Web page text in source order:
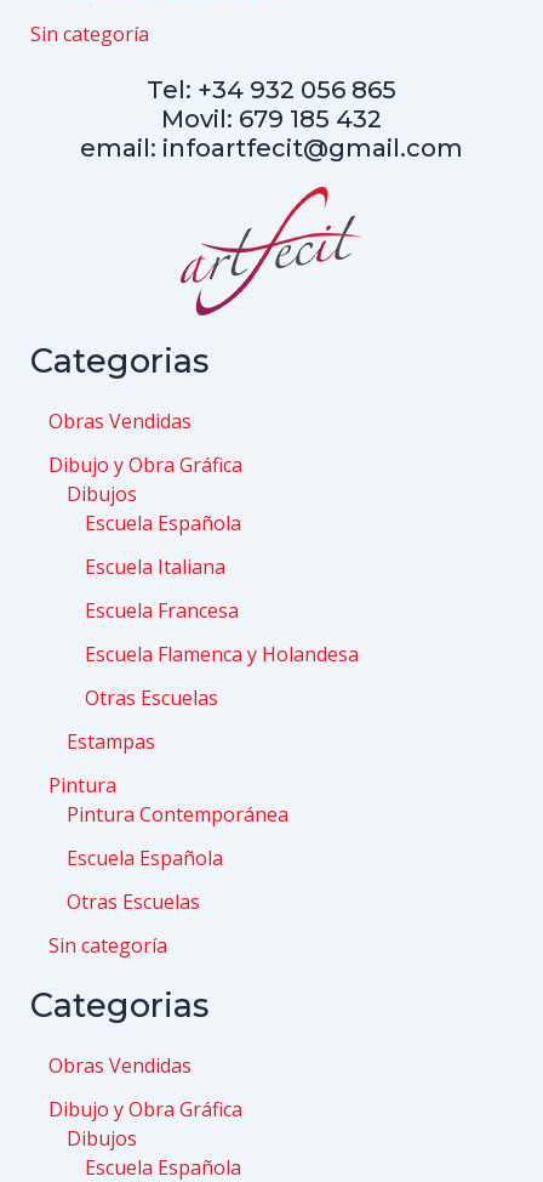
Sin categoría
Tel: +34 932 056 865
Movil: 679 185 432
email: infoartfecit@gmail.com
Categorias
Obras Vendidas
Dibujo y Obra Gráfica
Dibujos
Escuela Española
Escuela Italiana
Escuela Francesa
Escuela Flamenca y Holandesa
Otras Escuelas
Estampas
Pintura
Pintura Contemporánea
Escuela Española
Otras Escuelas
Sin categoría
Categorias
Obras Vendidas
Dibujo y Obra Gráfica
Dibujos
Escuela Española